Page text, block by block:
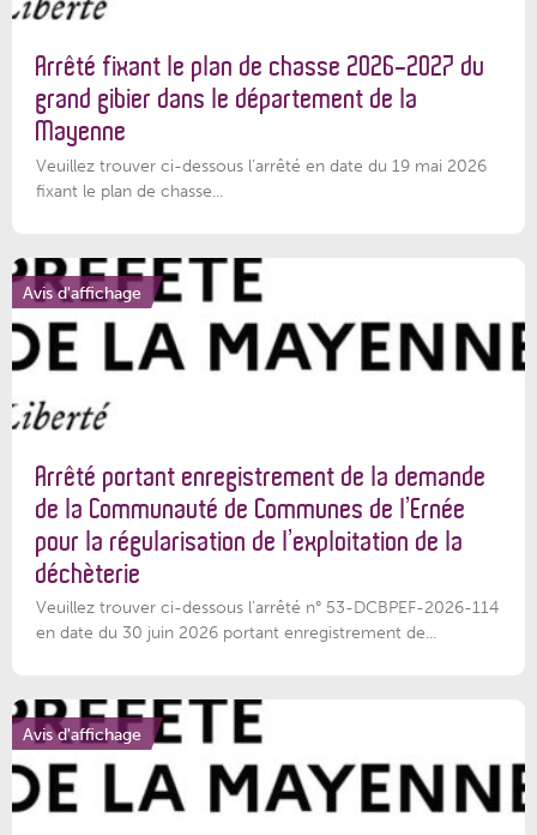
Arrêté fixant le plan de chasse 2026-2027 du
grand gibier dans le département de la
Mayenne
Veuillez trouver ci-dessous l’arrêté en date du 19 mai 2026
fixant le plan de chasse...
Avis d'affichage
Arrêté portant enregistrement de la demande
de la Communauté de Communes de l’Ernée
pour la régularisation de l’exploitation de la
déchèterie
Veuillez trouver ci-dessous l'arrêté n° 53-DCBPEF-2026-114
en date du 30 juin 2026 portant enregistrement de...
Avis d'affichage